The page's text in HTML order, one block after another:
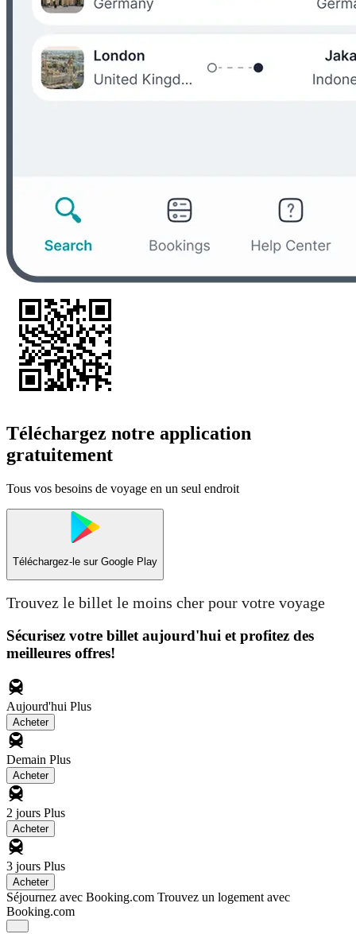
Téléchargez notre application
gratuitement
Tous vos besoins de voyage en un seul endroit
Téléchargez-le sur Google Play
Trouvez le billet le moins cher pour votre voyage
Sécurisez votre billet aujourd'hui et profitez des
meilleures offres!
Aujourd'hui Plus
Acheter
Demain Plus
Acheter
2 jours Plus
Acheter
3 jours Plus
Acheter
Séjournez avec Booking.com Trouvez un logement avec
Booking.com